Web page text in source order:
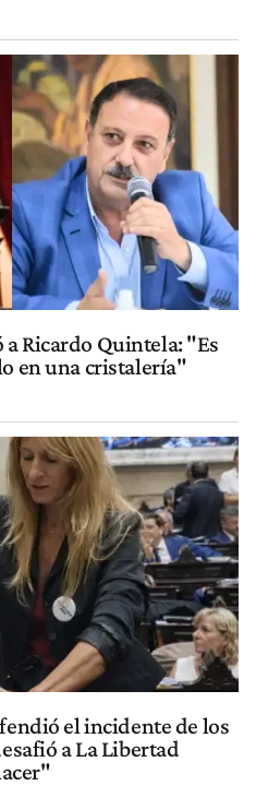
Ricardo Quintela: "Es
en una cristalería"
el incidente de los
a La Libertad